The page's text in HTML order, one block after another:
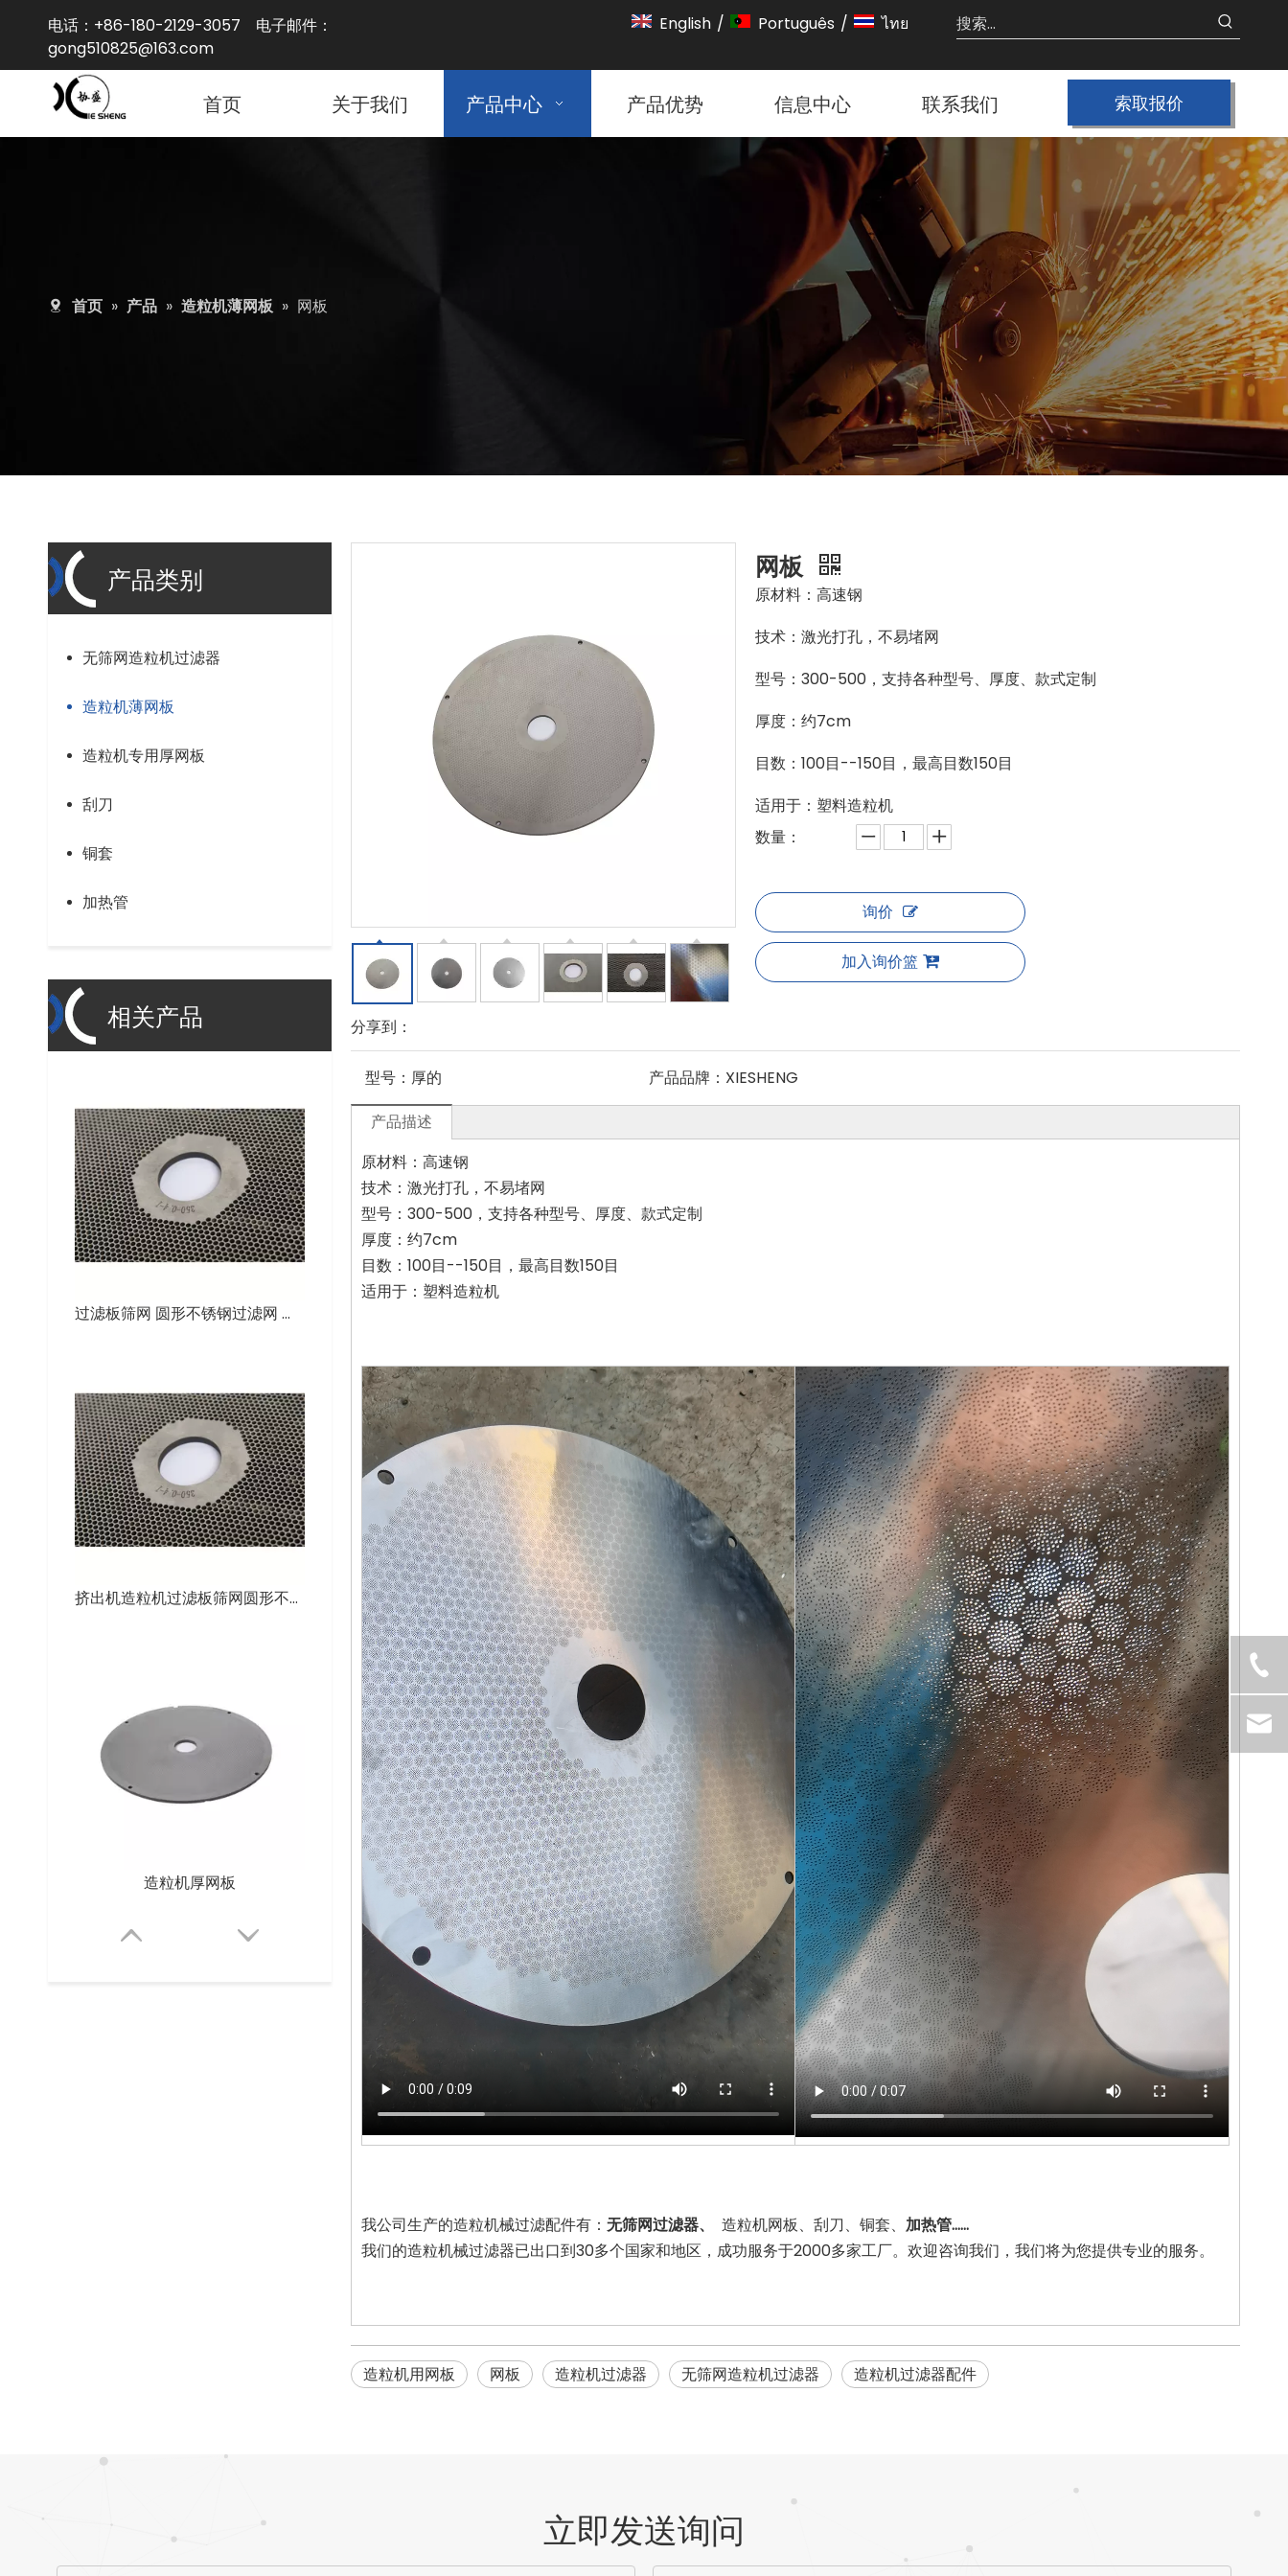
电话：+86-180-2129-3057 电子邮件：
gong510825@163.com
English / Português / ไทย
首页 关于我们 产品中心 产品优势 信息中心 联系我们 索取报价
首页 » 产品 » 造粒机薄网板 » 网板
产品类别
无筛网造粒机过滤器
造粒机薄网板
造粒机专用厚网板
刮刀
铜套
加热管
相关产品
过滤板筛网 圆形不锈钢过滤网 滤网
挤出机造粒机过滤板筛网圆形不锈钢过滤网网片
造粒机厚网板
造粒机网板
分享到：
网板
原材料：高速钢
技术：激光打孔，不易堵网
型号：300-500，支持各种型号、厚度、款式定制
厚度：约7cm
目数：100目--150目，最高目数150目
适用于：塑料造粒机
数量：
询价
加入询价篮
型号： 厚的 产品品牌： XIESHENG
产品描述
原材料：高速钢
技术：激光打孔，不易堵网
型号：300-500，支持各种型号、厚度、款式定制
厚度：约7cm
目数：100目--150目，最高目数150目
适用于：塑料造粒机
我公司生产的造粒机械过滤配件有： 无筛网过滤器、 造粒机网板、 刮刀、铜套、 加热管......
我们的造粒机械过滤器已出口到30多个国家和地区，成功服务于2000多家工厂。欢迎咨询我们，我们将为您提供专业的服务。
造粒机用网板 网板 造粒机过滤器 无筛网造粒机过滤器 造粒机过滤器配件
立即发送询问